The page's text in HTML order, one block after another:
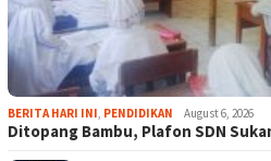
BERITA HARI INI, PENDIDIKAN August 6, 2026
Ditopang Bambu, Plafon SDN